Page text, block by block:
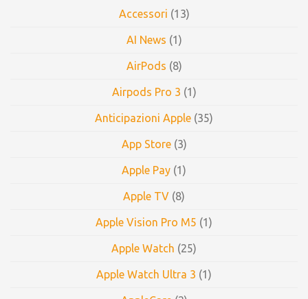
Accessori (13)
AI News (1)
AirPods (8)
Airpods Pro 3 (1)
Anticipazioni Apple (35)
App Store(3)
Apple Pay (1)
Apple TV (8)
Apple Vision Pro M5 (1)
Apple Watch (25)
Apple Watch Ultra 3 (1)